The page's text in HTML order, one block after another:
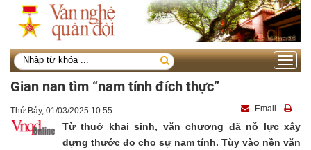
Toggle
Gian nan tìm “nam tính đích thực”
Thứ Bảy, 01/03/2025 10:55 Email
Từ thuở khai sinh, văn chương đã nỗ lực xây
dựng thước đo cho sự nam tính. Tùy vào nền văn